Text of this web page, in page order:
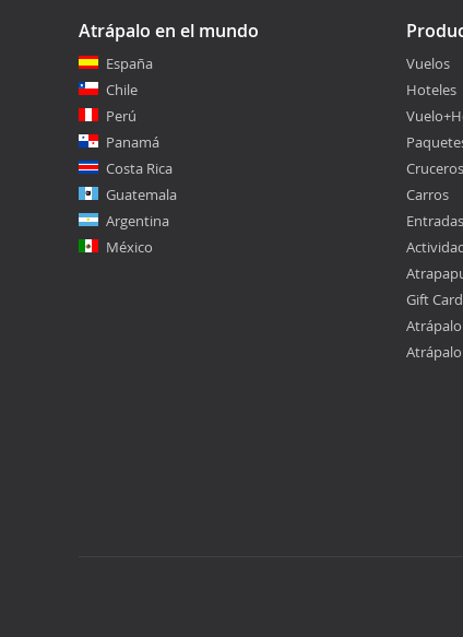
Atrápalo en el mundo
España
Chile
Perú
Panamá
Costa Rica
Guatemala
Argentina
México
Vuelos
Hoteles
Cruceros
Carros
Entradas
Gift Card